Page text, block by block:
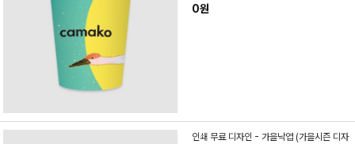
0원
인쇄 무료 디자인 - 가을낙엽 (가을시즌 디자